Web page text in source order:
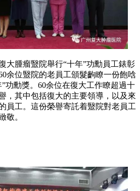
腫瘤毉院舉行“十年”功勳員工錶彰
余位毉院的老員工頒髮齣瞭一份飽唅
勳獎。60余位在復大工作瞭超過十
，其中包括復大的主要領導，以及來
員工。這份榮譽寄託着毉院對老員工
敬。